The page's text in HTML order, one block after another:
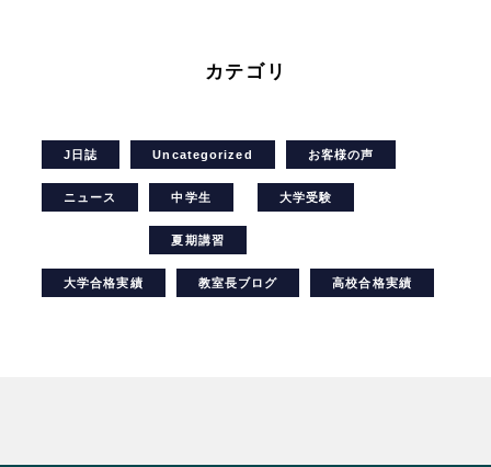
カテゴリ
J日誌 Uncategorized お客様の声
ニュース 中学生
夏期講習
大学受験
大学合格実績 教室長ブログ 高校合格実績